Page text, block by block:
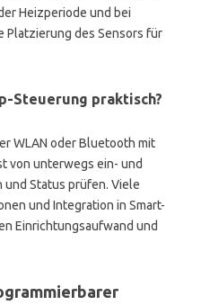
Heizperiode und bei
Platzierung des Sensors für
Steuerung praktisch?
WLAN oder Bluetooth mit
von unterwegs ein- und
Status prüfen. Viele
und Integration in Smart-
Einrichtungsaufwand und